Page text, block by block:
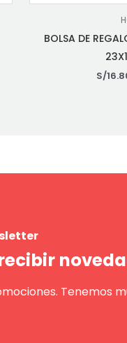
BOLSA DE
S/
Tenemos